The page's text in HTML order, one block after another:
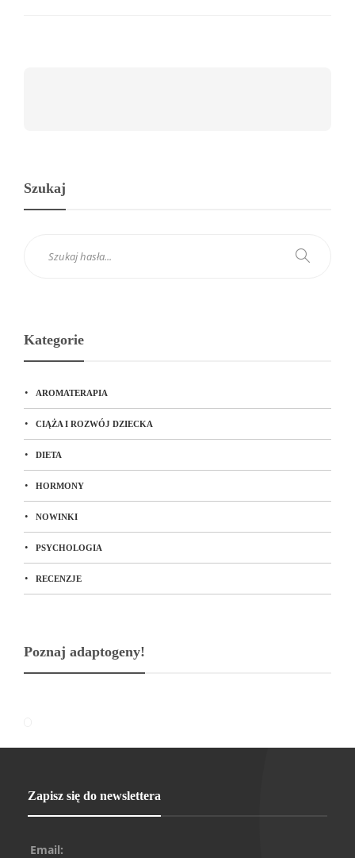
Szukaj
Kategorie
AROMATERAPIA
CIĄŻA I ROZWÓJ DZIECKA
DIETA
HORMONY
NOWINKI
PSYCHOLOGIA
RECENZJE
Poznaj adaptogeny!
Zapisz się do newslettera
Email: